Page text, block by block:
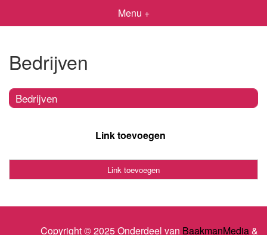
Menu +
Bedrijven
Bedrijven
Link toevoegen
Link toevoegen
Copyright © 2025 Onderdeel van BaakmanMedia&